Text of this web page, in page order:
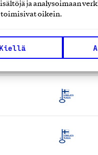
ja analysoimaan
toimisivat oikein.
Kiellä